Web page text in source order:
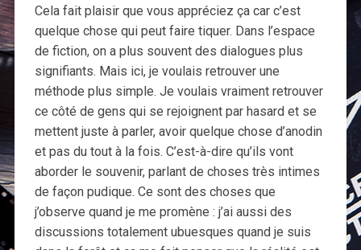
Cela fait plaisir que vous appréciez ça car c’est
quelque chose qui peut faire tiquer. Dans l’espace
de fiction, on a plus souvent des dialogues plus
signifiants. Mais ici, je voulais retrouver une
méthode plus simple. Je voulais vraiment retrouver
ce côté de gens qui se rejoignent par hasard et se
mettent juste à parler, avoir quelque chose d’anodin
et pas du tout à la fois. C’est-à-dire qu’ils vont
aborder le souvenir, parlant de choses très intimes
de façon pudique. Ce sont des choses que
j’observe quand je me promène : j’ai aussi des
discussions totalement ubuesques quand je suis